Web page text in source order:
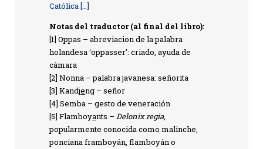
Católica […]
Notas del traductor (al final del libro):
[1] Oppas – abreviacion de la palabra
holandesa ‘oppasser’: criado, ayuda de
cámara
[2] Nonna – palabra javanesa: señorita
[3] Kandjeng – señor
[4] Semba – gesto de veneración
[5] Flamboyants – Delonix regia,
popularmente conocida como malinche,
ponciana framboyán, flamboyán o